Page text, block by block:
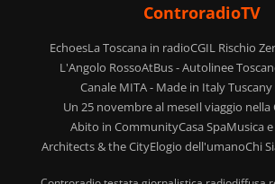
ControradioTV
EchoesLa Toscana in radioCGIL Rischio
L'Angolo RossoAtBus - Autolinee
Canale MITA - Made in Italy
Un 25 novembre al meseIl viaggio
Abito in CommunityCasa SpaMusica
Architects & the CityElogio dell'umanoChi